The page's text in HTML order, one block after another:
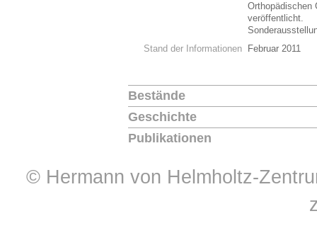
Orthopädischen
veröffentlicht.
Stand der Informationen
Februar 2011
Bestände
Geschichte
Publikationen
© Hermann von Helmholtz-